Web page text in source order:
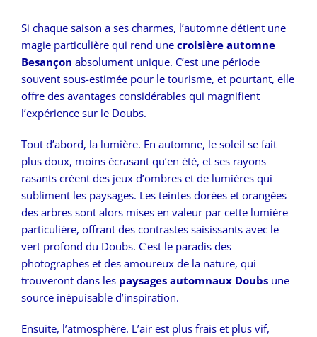
Si chaque saison a ses charmes, l’automne détient une
magie particulière qui rend une croisière automne
Besançon absolument unique. C’est une période
souvent sous-estimée pour le tourisme, et pourtant, elle
offre des avantages considérables qui magnifient
l’expérience sur le Doubs.
Tout d’abord, la lumière. En automne, le soleil se fait
plus doux, moins écrasant qu’en été, et ses rayons
rasants créent des jeux d’ombres et de lumières qui
subliment les paysages. Les teintes dorées et orangées
des arbres sont alors mises en valeur par cette lumière
particulière, offrant des contrastes saisissants avec le
vert profond du Doubs. C’est le paradis des
photographes et des amoureux de la nature, qui
trouveront dans les paysages automnaux Doubs une
source inépuisable d’inspiration.
Ensuite, l’atmosphère. L’air est plus frais et plus vif,